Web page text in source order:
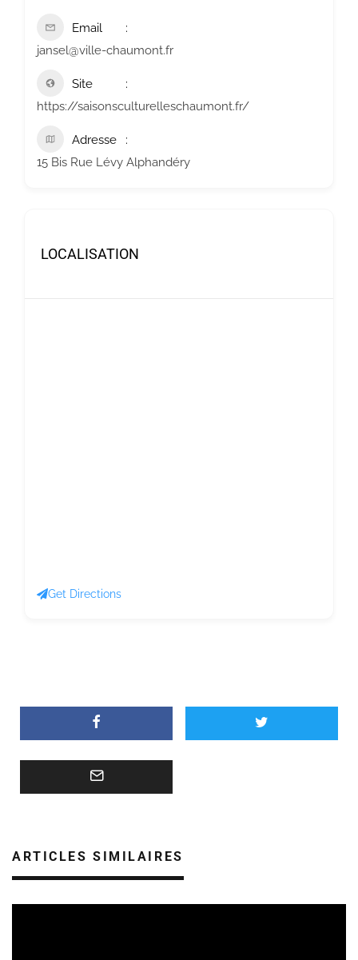
Email
jansel@ville-chaumont.fr
Site
https://saisonsculturelleschaumont.fr/
Adresse
15 Bis Rue Lévy Alphandéry
LOCALISATION
Get Directions
ARTICLES SIMILAIRES